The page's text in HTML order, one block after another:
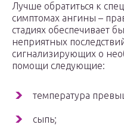
Лучше обратиться к
симптомах ангины –
стадиях обеспечивает
неприятных
сигнализирующих о
помощи следующие:
температура
сыпь;